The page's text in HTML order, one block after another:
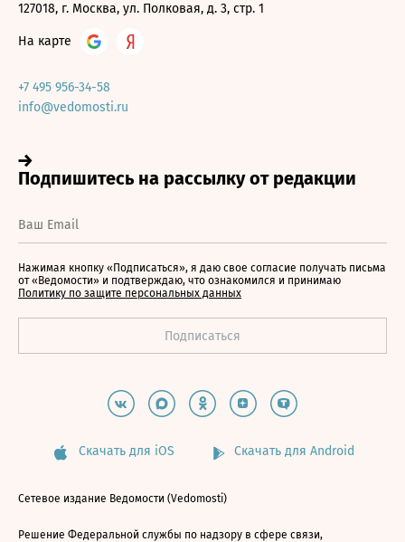
127018, г. Москва, ул. Полковая, д. 3, стр. 1
На карте
+7 495 956-34-58
info@vedomosti.ru
Нажимая кнопку «Подписаться», я даю свое согласие получать письма
от «Ведомости» и подтверждаю, что ознакомился и принимаю
Политику по защите персональных данных
Скачать для iOS Скачать для Android
Сетевое издание Ведомости (Vedomosti)
Решение Федеральной службы по надзору в сфере связи,